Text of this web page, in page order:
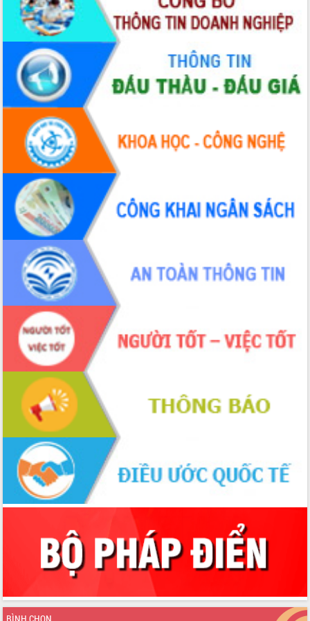
Hòn Yến phát triển du lịch gắn với bảo
tồn biển
Lấy ý kiến điều chỉnh Quy hoạch tỉnh
Đắk Lắk thời kỳ 2021-2030, tầm nhìn
đến năm 2050
Phát động chiến dịch 30 ngày đêm
giải phóng mặt bằng Tuyến đường bộ
ven biển
Đắk Lắk nỗ lực thúc đẩy tăng trưởng
kinh tế từ 10% trở lên trong Quý
II/2026
Đắk Lắk ký kết thỏa thuận hợp tác về
chuyển đổi số giai đoạn 2026 – 2030
với Tập đoàn Bưu chính Viễn thông
Việt Nam
Thứ trưởng Bộ Y tế làm việc với tỉnh
Đắk Lắk về phát triển nhân lực y tế
cho trạm y tế cấp xã
Du lịch Đắk Lắk nâng tầm trải nghiệm
du khách thông qua Hệ thống cơ sở dữ
liệu và Bản đồ số
Tập huấn ứng dụng trí tuệ nhân tạo (AI)
trong thương mại điện tử năm 2026
Đoàn đại biểu Quốc hội tỉnh Đắk Lắk
trao đổi thông tin trước Kỳ họp thứ
nhất, Quốc hội khóa XVI
Quyết liệt cải cách hành chính, khơi
thông nguồn lực phát triển
Nâng cao hiệu lực, hiệu quả HĐND
tỉnh thông qua hiện đại hóa hành chính
Xã Ea Phê gắn cải cách hành chính với
chuyển đổi số
Phó Chủ tịch Thường trực UBND tỉnh
Hồ Thị Nguyên Thảo làm việc tại Trung
tâm Phục vụ hành chính công xã Ea
Xây dựng nền hành chính số đồng
hành cùng nông dân dân, doanh nghiệp
Giai đoạn 2026-2030, Đắk Lắk phấn
mới